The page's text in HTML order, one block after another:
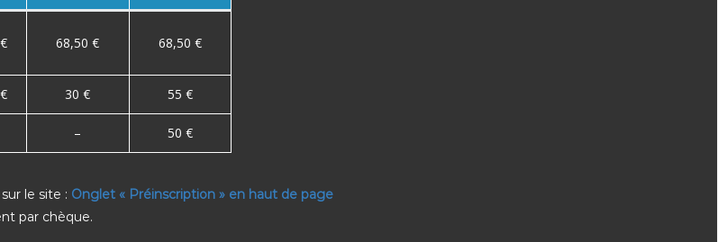
68,50 € 68,50 €
30 € 55 €
– 50 €
le site : Onglet « Préinscription » en haut de page
par chèque.